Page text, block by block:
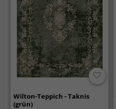
Wilton-Teppich - Taknis
(grün)